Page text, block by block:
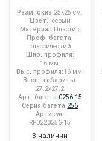
Разм. окна:25x25 см.
Цвет..:серый
Материал: Пластик
Проф. багета:
классический
Шир. профиля:
16 мм.
Выс. профиля:16 мм.
Внеш. габариты:
27.2x27.2
Арт. багета:0256-15
Серия багета:256
Артикул:
RP0220256-15
В наличии